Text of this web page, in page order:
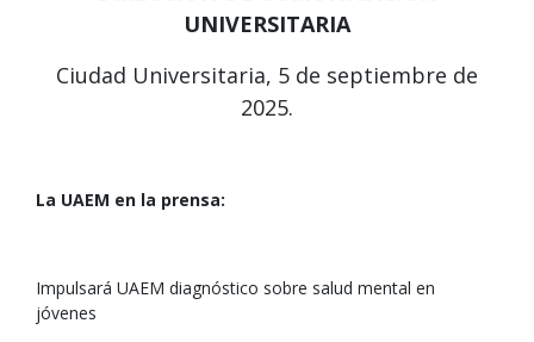
UNIVERSITARIA
Ciudad Universitaria, 5 de septiembre de
2025.
La UAEM en la prensa:
Impulsará UAEM diagnóstico sobre salud mental en
jóvenes